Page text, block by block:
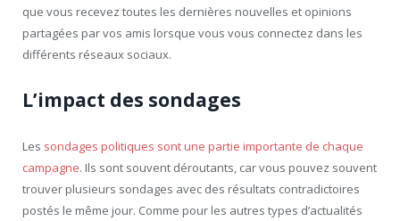
que vous recevez toutes les dernières nouvelles et opinions
partagées par vos amis lorsque vous vous connectez dans les
différents réseaux sociaux.
L’impact des sondages
Les sondages politiques sont une partie importante de chaque
campagne. Ils sont souvent déroutants, car vous pouvez souvent
trouver plusieurs sondages avec des résultats contradictoires
postés le même jour. Comme pour les autres types d’actualités